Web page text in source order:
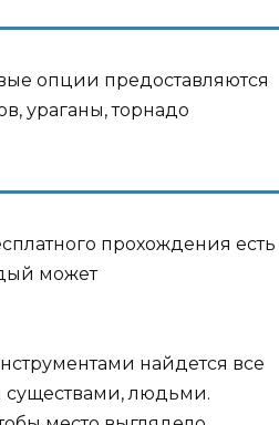
опции предоставляются
ураганы, торнадо
прохождения есть
может
найдется все
существами, людьми.